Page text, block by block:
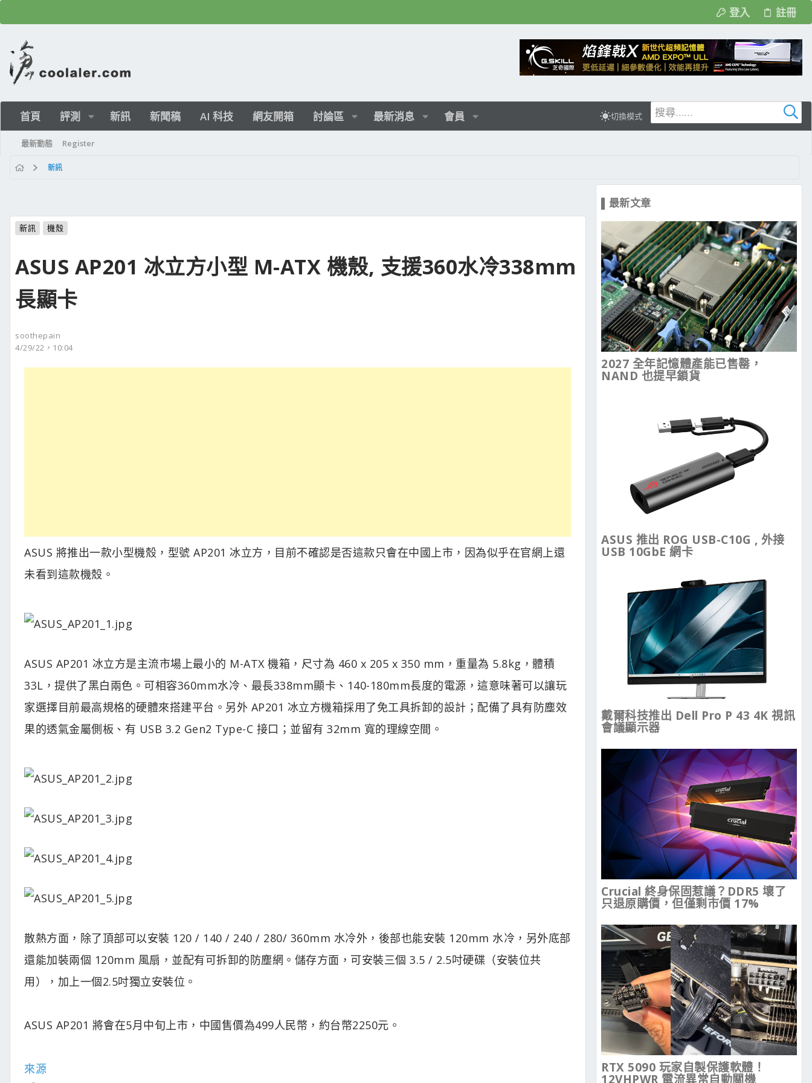
登入 註冊
首頁 評測 新訊 新聞稿 AI 科技 網友開箱 討論區 最新消息 會員 切換模式
最新動態 Register
新訊
新訊 機殼
ASUS AP201 冰立方小型 M-ATX 機殼, 支援360水冷338mm
長顯卡
soothepain
4/29/22，10:04
ASUS 將推出一款小型機殼，型號 AP201 冰立方，目前不確認是否這款只會在中國上市，因為似乎在官網上還
未看到這款機殼。
ASUS AP201 冰立方是主流市場上最小的 M-ATX 機箱，尺寸為 460 x 205 x 350 mm，重量為 5.8kg，體積
33L，提供了黑白兩色。可相容360mm水冷、最長338mm顯卡、140-180mm長度的電源，這意味著可以讓玩
家選擇目前最高規格的硬體來搭建平台。另外 AP201 冰立方機箱採用了免工具拆卸的設計；配備了具有防塵效
果的透氣金屬側板、有 USB 3.2 Gen2 Type-C 接口；並留有 32mm 寬的理線空間。
散熱方面，除了頂部可以安裝 120 / 140 / 240 / 280/ 360mm 水冷外，後部也能安裝 120mm 水冷，另外底部
還能加裝兩個 120mm 風扇，並配有可拆卸的防塵網。儲存方面，可安裝三個 3.5 / 2.5吋硬碟（安裝位共
用），加上一個2.5吋獨立安裝位。
ASUS AP201 將會在5月中旬上市，中國售價為499人民幣，約台幣2250元。
來源
▌最新文章
2027 全年記憶體產能已售罄，
NAND 也提早鎖貨
ASUS 推出 ROG USB-C10G , 外接
USB 10GbE 網卡
戴爾科技推出 Dell Pro P 43 4K 視訊
會議顯示器
Crucial 終身保固惹議？DDR5 壞了
只退原購價，但僅剩市價 17%
RTX 5090 玩家自製保護軟體！
12VHPWR 電流異常自動關機